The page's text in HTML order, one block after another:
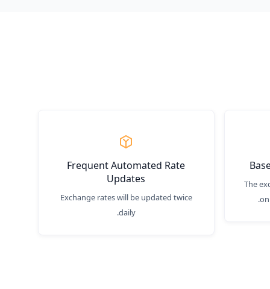
The
Frequent Automated Rate
Updates
Exchange rates will be updated twice
daily.